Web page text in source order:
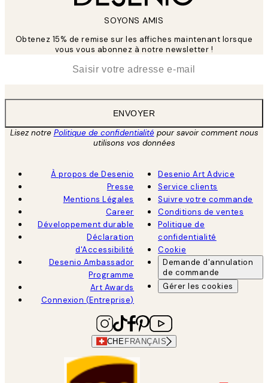
SOYONS AMIS
Obtenez 15% de remise sur les affiches maintenant lorsque
vous vous abonnez à notre newsletter !
ENVOYER
Lisez notre Politique de confidentialitépour savoir comment nous
utilisons vos données
À propos de Desenio
Presse
Mentions Légales
Career
Développement durable
Déclaration
d'Accessibilité
Desenio Ambassador
Programme
Art Awards
Connexion (Entreprise)
Desenio Art Advice
Service clients
Suivre votre commande
Conditions de ventes
Politique de
confidentialité
Cookie
Demande d'annulation
de commande
Gérer les cookies
CHE FRANÇAIS